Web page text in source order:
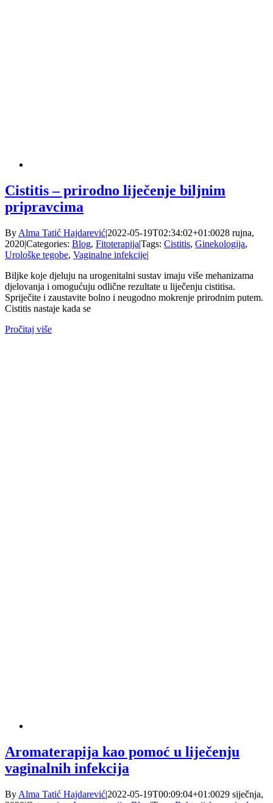
Cistitis – prirodno liječenje biljnim
pripravcima
By Alma Tatić Hajdarević|2022-05-19T02:34:02+01:0028 rujna,
2020|Categories: Blog, Fitoterapija|Tags: Cistitis, Ginekologija,
Urološke tegobe, Vaginalne infekcije|
Biljke koje djeluju na urogenitalni sustav imaju više mehanizama
djelovanja i omogućuju odlične rezultate u liječenju cistitisa.
Spriječite i zaustavite bolno i neugodno mokrenje prirodnim putem.
Cistitis nastaje kada se
Pročitaj više
Aromaterapija kao pomoć u liječenju
vaginalnih infekcija
By Alma Tatić Hajdarević|2022-05-19T00:09:04+01:0029 siječnja,